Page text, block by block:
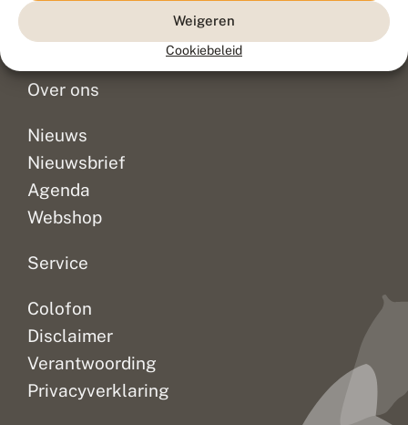
Weigeren
Cookiebeleid
Doneer
Over ons
Nieuws
Nieuwsbrief
Agenda
Webshop
Service
Colofon
Disclaimer
Verantwoording
Privacyverklaring